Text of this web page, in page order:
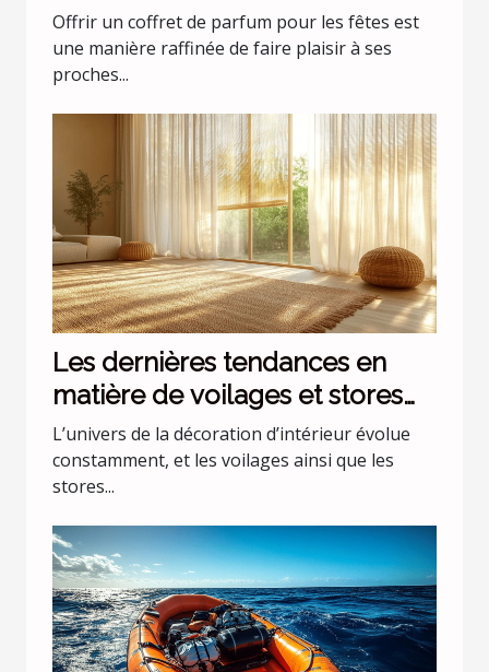
Offrir un coffret de parfum pour les fêtes est
une manière raffinée de faire plaisir à ses
proches...
Les dernières tendances en
matière de voilages et stores
pour intérieurs
L’univers de la décoration d’intérieur évolue
constamment, et les voilages ainsi que les
stores...